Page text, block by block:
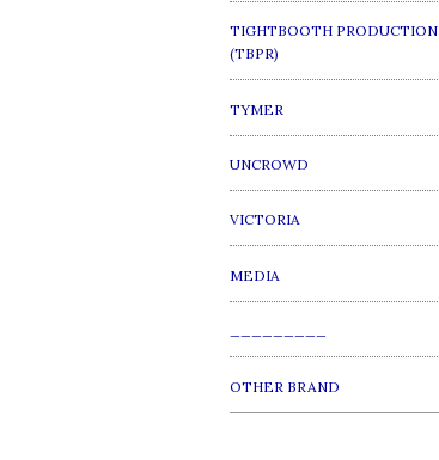
TIGHTBOOTH PRODUCTION
(TBPR)
TYMER
UNCROWD
VICTORIA
MEDIA
OTHER BRAND